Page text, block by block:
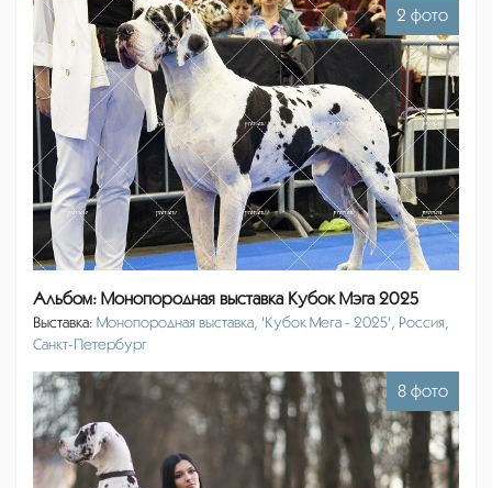
2 фото
Альбом: Монопородная выставка Кубок Мэга 2025
Выставка: Монопородная выставка, 'Кубок Мега - 2025', Россия,
Санкт-Петербург
8 фото